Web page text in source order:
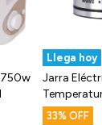
750w
Llega hoy
Jarra
33